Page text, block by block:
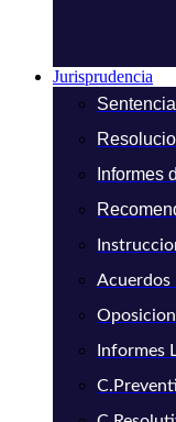
Jurisprudencia
Informes
Acuerdos
Informes